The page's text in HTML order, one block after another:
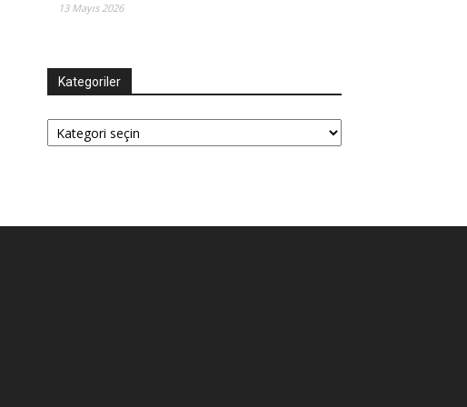
13 Mayıs 2026
Kategoriler
Kategoriler